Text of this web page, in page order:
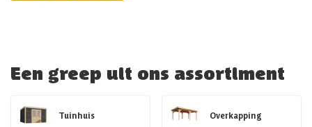
Een greep uit ons assortiment
Tuinhuis Overkapping